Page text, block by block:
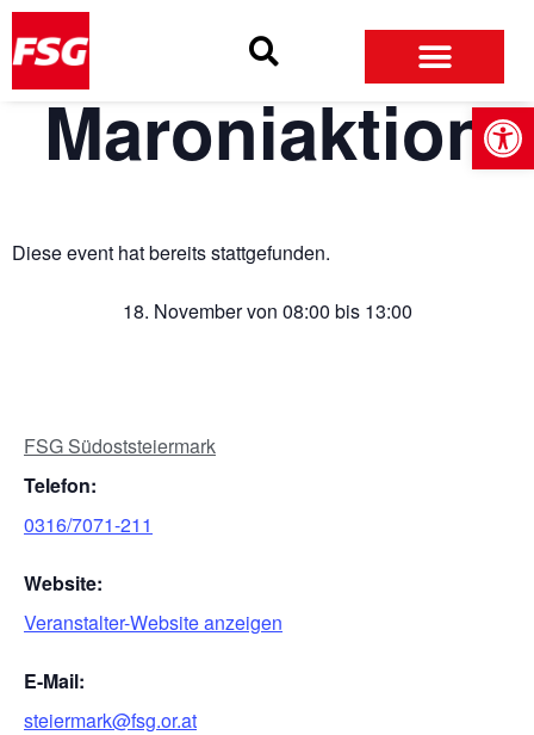
Skip
to
Content
Skip
to
navigation
Site
map
Maroniaktion
Diese event hat bereits stattgefunden.
18. Novembervon 08:00 bis 13:00
FSG Südoststeiermark
Telefon:
0316/7071-211
Website:
Veranstalter-Website anzeigen
E-Mail:
steiermark@fsg.or.at